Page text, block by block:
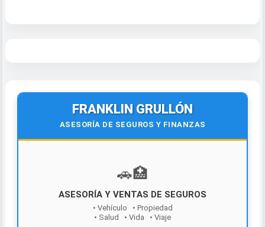
FRANKLIN GRULLÓN
ASESORÍA DE SEGUROS Y FINANZAS
🚗️🏥
ASESORÍA Y VENTAS DE SEGUROS
• Vehículo • Propiedad
• Salud • Vida • Viaje
¡Contáctanos hoy!